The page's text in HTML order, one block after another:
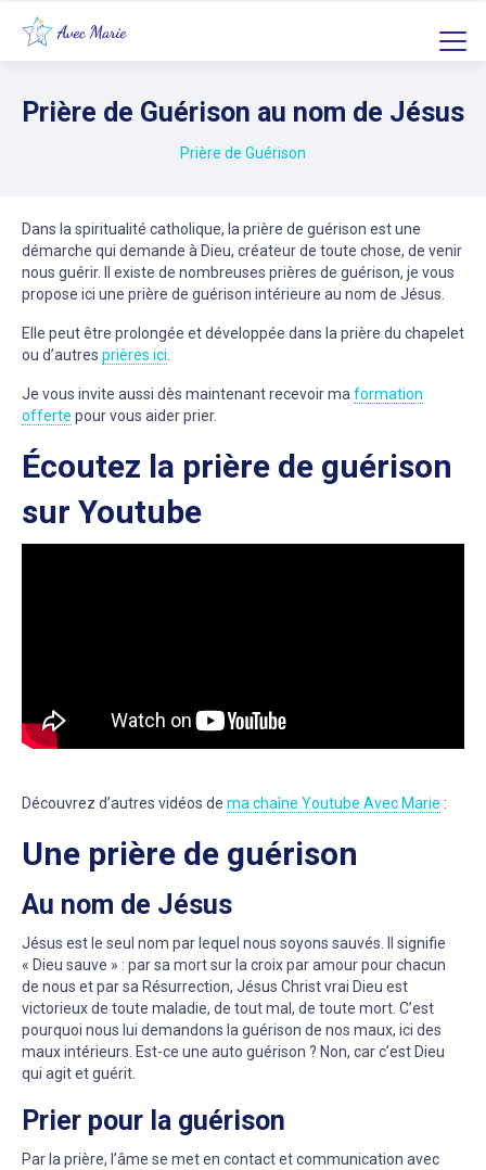
Prière de Guérison au nom de Jésus
Prière de Guérison
Dans la spiritualité catholique, la prière de guérison est une
démarche qui demande à Dieu, créateur de toute chose, de venir
nous guérir. Il existe de nombreuses prières de guérison, je vous
propose ici une prière de guérison intérieure au nom de Jésus.
Elle peut être prolongée et développée dans la prière du chapelet
ou d’autres prières ici
Je vous invite aussi dès maintenant recevoir ma formation
offerte pour vous aider prier.
Écoutez la prière de guérison
sur Youtube
Découvrez d’autres vidéos de ma chaîne Youtube Avec Marie :
Une prière de guérison
Au nom de Jésus
Jésus est le seul nom par lequel nous soyons sauvés. Il signifie
« Dieu sauve » : par sa mort sur la croix par amour pour chacun
de nous et par sa Résurrection, Jésus Christ vrai Dieu est
victorieux de toute maladie, de tout mal, de toute mort. C’est
pourquoi nous lui demandons la guérison de nos maux, ici des
maux intérieurs. Est-ce une auto guérison ? Non, car c’est Dieu
qui agit et guérit.
Prier pour la guérison
Par la prière, l’âme se met en contact et communication avec